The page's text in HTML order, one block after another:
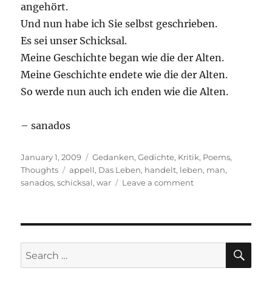
angehört.
Und nun habe ich Sie selbst geschrieben.
Es sei unser Schicksal.
Meine Geschichte began wie die der Alten.
Meine Geschichte endete wie die der Alten.
So werde nun auch ich enden wie die Alten.
– sanados
Posted
on
January 1, 2009 Categories
Gedanken,Gedichte, Kritik, Poems,
Thoughts
Tags
appell, Das Leben, handelt, leben, man,
sanados,schicksal,war Leave a commenton
Search
for: